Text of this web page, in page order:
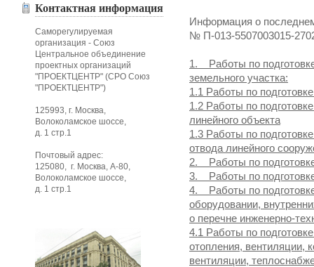
Контактная информация
Саморегулируемая
организация - Союз
Центральное объединение
проектных организаций
"ПРОЕКТЦЕНТР" (СРО Союз
"ПРОЕКТЦЕНТР")
125993, г. Москва,
Волоколамское шоссе,
д. 1 стр.1
Почтовый адрес:
125080, г. Москва, А-80,
Волоколамское шоссе,
д. 1 стр.1
Информация о
№ П-013-5507003015-
1. Работы по
земельного участка:
1.1 Работы по
1.2 Работы по
линейного объекта
1.3 Работы по
отвода линейного
2. Работы по
3. Работы по
4. Работы по
оборудовании,
о перечне инженерно-
4.1 Работы по
отопления, вентиляции,
вентиляции,